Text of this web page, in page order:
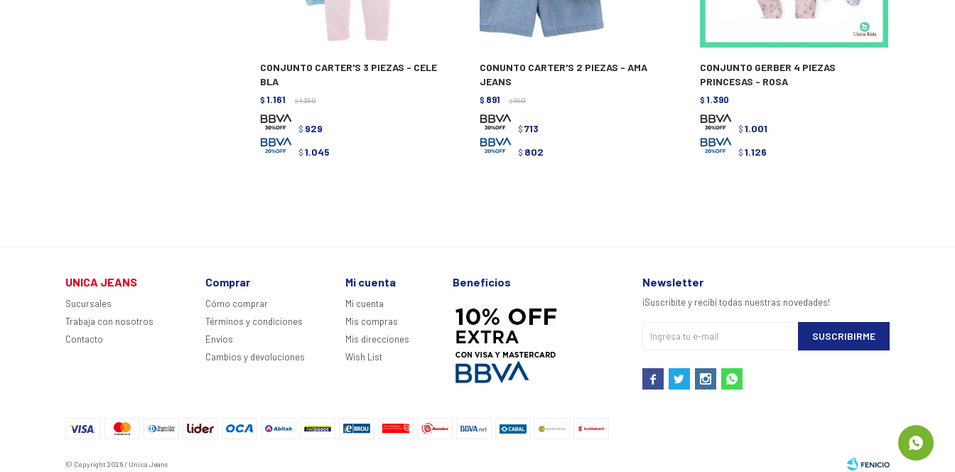
CONJUNTO CARTER'S 3 PIEZAS - CELE
BLA
$ 1.161 $ 1.290
$ 929
$ 1.045
CONUNTO CARTER'S 2 PIEZAS - AMA
JEANS
$ 891 $ 990
$ 713
$ 802
CONJUNTO GERBER 4 PIEZAS
PRINCESAS - ROSA
$ 1.390
$ 1.001
$ 1.126
UNICA JEANS
Sucursales
Trabaja con nosotros
Contacto
Comprar
Cómo comprar
Términos y condiciones
Envíos
Cambios y devoluciones
Mi cuenta
Mi cuenta
Mis compras
Mis direcciones
Wish List
Beneficios Newsletter
¡Suscribite y recibí todas nuestras novedades!
SUSCRIBIRME
   
© Copyright 2026 / Unica Jeans